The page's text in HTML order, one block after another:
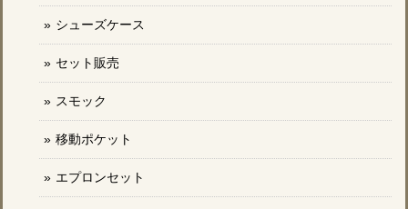
シューズケース
セット販売
スモック
移動ポケット
エプロンセット